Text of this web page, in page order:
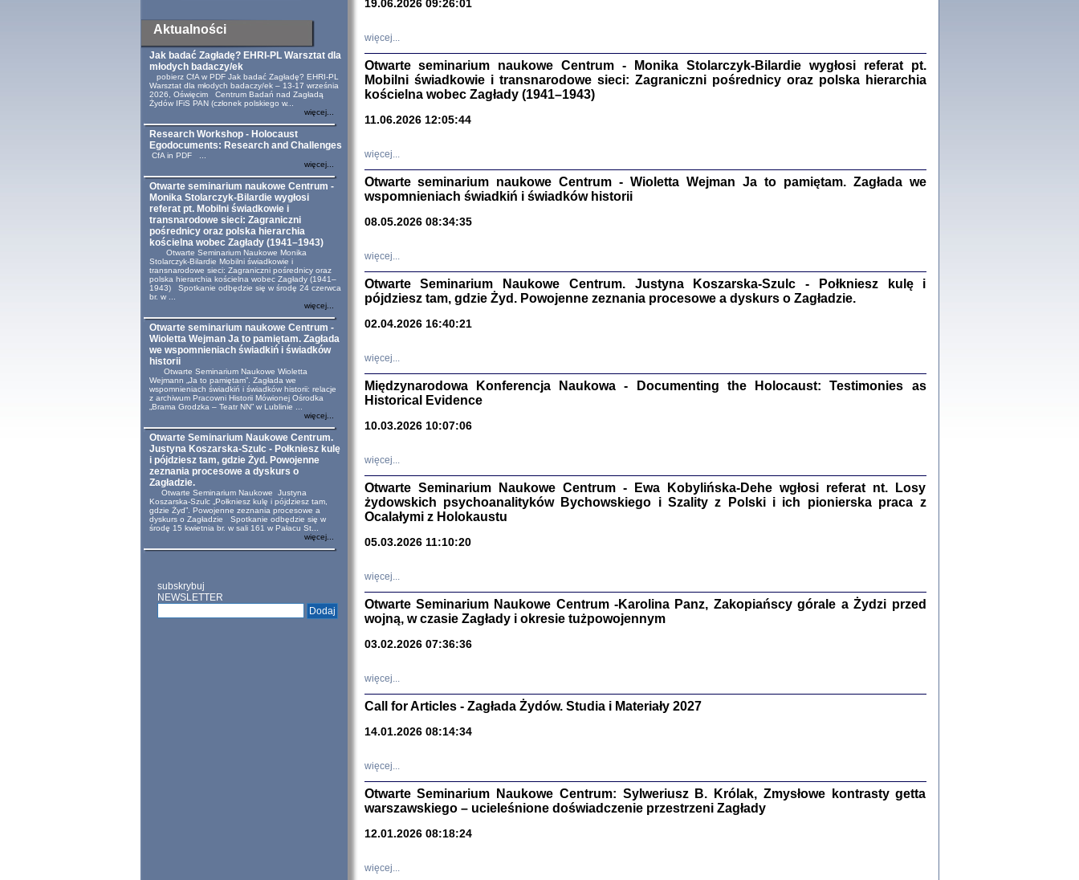
Aktualności
Jak badać Zagładę? EHRI-PL Warsztat dla
młodych badaczy/ek
pobierz CfA w PDF Jak badać Zagładę? EHRI-PL
Warsztat dla młodych badaczy/ek – 13-17 września
2026, Oświęcim Centrum Badań nad Zagładą
Żydów IFiS PAN (członek polskiego w...
więcej...
Research Workshop - Holocaust
Egodocuments: Research and Challenges
CfA in PDF ...
więcej...
Otwarte seminarium naukowe Centrum -
Monika Stolarczyk-Bilardie wygłosi
referat pt. Mobilni świadkowie i
transnarodowe sieci: Zagraniczni
pośrednicy oraz polska hierarchia
kościelna wobec Zagłady (1941–1943)
Otwarte Seminarium Naukowe Monika
Stolarczyk-Bilardie Mobilni świadkowie i
transnarodowe sieci: Zagraniczni pośrednicy oraz
polska hierarchia kościelna wobec Zagłady (1941–
1943) Spotkanie odbędzie się w środę 24 czerwca
br. w ...
więcej...
Otwarte seminarium naukowe Centrum -
Wioletta Wejman Ja to pamiętam. Zagłada
we wspomnieniach świadkiń i świadków
historii
Otwarte Seminarium Naukowe Wioletta
Wejmann „Ja to pamiętam”. Zagłada we
wspomnieniach świadkiń i świadków historii: relacje
z archiwum Pracowni Historii Mówionej Ośrodka
„Brama Grodzka – Teatr NN” w Lublinie ...
więcej...
Otwarte Seminarium Naukowe Centrum.
Justyna Koszarska-Szulc - Połkniesz kulę
i pójdziesz tam, gdzie Żyd. Powojenne
zeznania procesowe a dyskurs o
Zagładzie.
Otwarte Seminarium Naukowe Justyna
Koszarska-Szulc „Połkniesz kulę i pójdziesz tam,
gdzie Żyd”. Powojenne zeznania procesowe a
dyskurs o Zagładzie Spotkanie odbędzie się w
środę 15 kwietnia br. w sali 161 w Pałacu St...
więcej...
subskrybuj
NEWSLETTER
oprac. Aleksandra Bańkowska
Warszawa 2022
oprac. Aleksandra Bańkowska, wstęp Jacek Leociak
Warszawa 2021
Studia i Materiały
nr 17, R. 2021
NIE WIEMY CO PRZYNIESIE NAM KOLEJNA GODZINA ...
Dziennik pisany w ukryciu w latach 1943-1944
Zagłada Żydów.
Sewek Okonowski, oprac. Marta Janczewska
19.06.2026 09:26:01
więcej...
Otwarte seminarium naukowe Centrum - Monika Stolarczyk-Bilardie wygłosi referat pt.
Mobilni świadkowie i transnarodowe sieci: Zagraniczni pośrednicy oraz polska hierarchia
kościelna wobec Zagłady (1941–1943)
11.06.2026 12:05:44
więcej...
Otwarte seminarium naukowe Centrum - Wioletta Wejman Ja to pamiętam. Zagłada we
wspomnieniach świadkiń i świadków historii
08.05.2026 08:34:35
więcej...
Otwarte Seminarium Naukowe Centrum. Justyna Koszarska-Szulc - Połkniesz kulę i
pójdziesz tam, gdzie Żyd. Powojenne zeznania procesowe a dyskurs o Zagładzie.
02.04.2026 16:40:21
więcej...
Międzynarodowa Konferencja Naukowa - Documenting the Holocaust: Testimonies as
Historical Evidence
10.03.2026 10:07:06
więcej...
Otwarte Seminarium Naukowe Centrum - Ewa Kobylińska-Dehe wgłosi referat nt. Losy
żydowskich psychoanalityków Bychowskiego i Szality z Polski i ich pionierska praca z
Ocalałymi z Holokaustu
05.03.2026 11:10:20
więcej...
Otwarte Seminarium Naukowe Centrum -Karolina Panz, Zakopiańscy górale a Żydzi przed
wojną, w czasie Zagłady i okresie tużpowojennym
03.02.2026 07:36:36
więcej...
Call for Articles - Zagłada Żydów. Studia i Materiały 2027
14.01.2026 08:14:34
więcej...
Otwarte Seminarium Naukowe Centrum: Sylweriusz B. Królak, Zmysłowe kontrasty getta
warszawskiego – ucieleśnione doświadczenie przestrzeni Zagłady
12.01.2026 08:18:24
więcej...